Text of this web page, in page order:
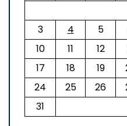
3
4 5
10
11 12
17
18 19
24
25 26
31